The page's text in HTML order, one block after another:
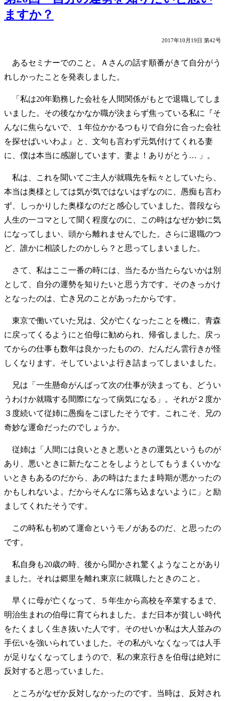
ますか？
2017年10月19日 第42号
あるセミナーでのこと。Ａさんの話す順番がきて自分がう
れしかったことを発表しました。
「私は20年勤務した会社を人間関係がもとで退職してしま
いました。その後なかなか職が決まらず焦っている私に『そ
んなに焦らないで、１年位かかるつもりで自分に合った会社
を探せばいいわよ』と、文句も言わず元気付けてくれる妻
に、僕は本当に感謝しています。妻よ！ありがとう… 」。
私は、これを聞いてご主人が就職先を転々としていたら、
本当は奥様としては気が気ではないはずなのに、愚痴も言わ
ず、しっかりした奥様なのだと感心していました。普段なら
人生の一コマとして聞く程度なのに、この時はなぜか妙に気
になってしまい、頭から離れませんでした。さらに退職のつ
ど、誰かに相談したのかしら？と思ってしまいました。
さて、私はここ一番の時には、当たるか当たらないかは別
として、自分の運勢を知りたいと思う方です。そのきっかけ
となったのは、亡き兄のことがあったからです。
東京で働いていた兄は、父が亡くなったことを機に、青森
に戻ってくるようにと伯母に勧められ、帰省しました。戻っ
てからの仕事も数年は良かったものの、だんだん雲行きが怪
しくなります。そしていよいよ行き詰まってしまいました。
兄は「一生懸命がんばって次の仕事が決まっても、どうい
うわけか就職する間際になって病気になる」。それが２度か
３度続いて従姉に愚痴をこぼしたそうです。これこそ、兄の
奇妙な運命だったのでしょうか。
従姉は「人間には良いときと悪いときの運気というものが
あり、悪いときに新たなことをしようとしてもうまくいかな
いときもあるのだから、あの時はたまたま時期が悪かったの
かもしれないよ。だからそんなに落ち込まないように」と励
ましてくれたそうです。
この時私も初めて運命というモノがあるのだ、と思ったの
です。
私自身も20歳の時、後から聞かされ驚くようなことがあり
ました。それは郷里を離れ東京に就職したときのこと。
早くに母が亡くなって、５年生から高校を卒業するまで、
明治生まれの伯母に育てられました。まだ日本が貧しい時代
をたくましく生き抜いた人です。そのせいか私は大人並みの
手伝いを強いられていました。その私がいなくなっては人手
が足りなくなってしまうので、私の東京行きを伯母は絶対に
反対すると思っていました。
ところがなぜか反対しなかったのです。当時は、反対され